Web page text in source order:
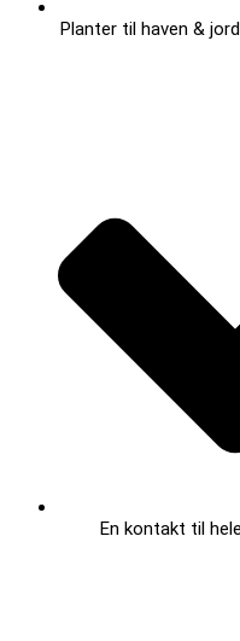
Planter til haven &
En kontakt til